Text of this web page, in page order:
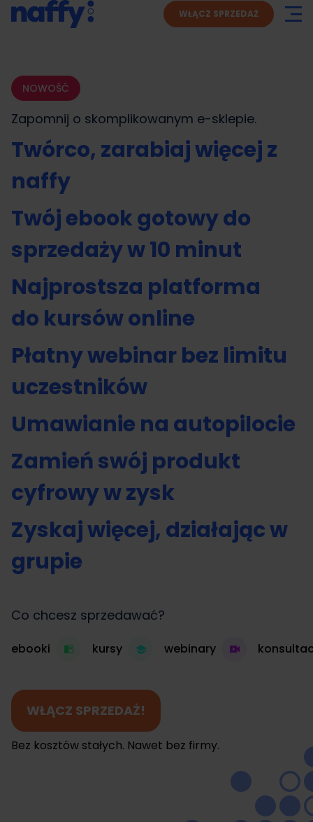
WŁĄCZ SPRZEDAŻ
NOWOŚĆ
Zapomnij o skomplikowanym e-sklepie.
Twórco, zarabiaj więcej z
naffy
Twój ebook gotowy do
sprzedaży w 10 minut
Najprostsza platforma
do kursów online
Płatny webinar bez limitu
uczestników
Umawianie na autopilocie
Zamień swój produkt
cyfrowy w zysk
Zyskaj więcej, działając w
grupie
Co chcesz sprzedawać?
ebooki kursy webinary
WŁĄCZ SPRZEDAŻ!
Bez kosztów stałych. Nawet bez firmy.